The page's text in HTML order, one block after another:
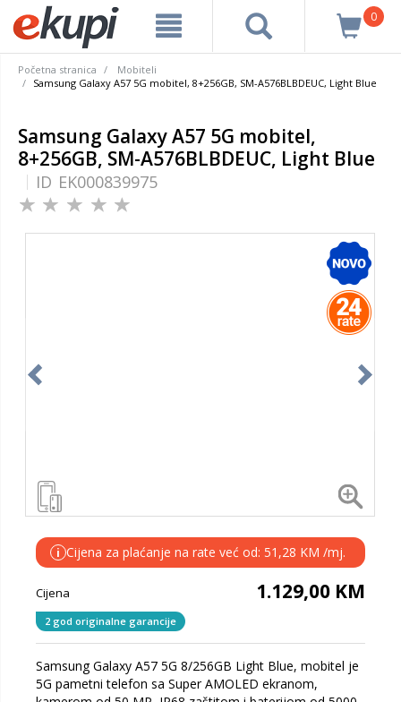
0
Početna stranica
Mobiteli
Samsung Galaxy A57 5G mobitel, 8+256GB, SM-A576BLBDEUC, Light Blue
Samsung Galaxy A57 5G mobitel,
8+256GB, SM-A576BLBDEUC, Light Blue
ID EK000839975
i Cijena za plaćanje na rate već od: 51,28 KM /mj.
Cijena 1.129,00 KM
2 god originalne garancije
Samsung Galaxy A57 5G 8/256GB Light Blue, mobitel je
5G pametni telefon sa Super AMOLED ekranom,